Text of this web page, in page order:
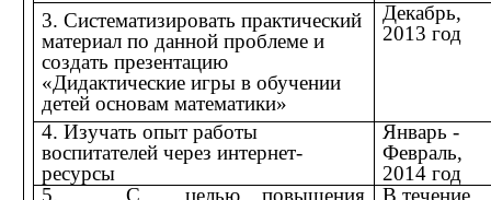
3. Систематизировать практический
материал по данной проблеме и
создать презентацию
«Дидактические игры в обучении
детей основам математики»
Декабрь,
2013 год
4. Изучать опыт работы
воспитателей через интернет-
ресурсы
Январь -
Февраль,
2014 год